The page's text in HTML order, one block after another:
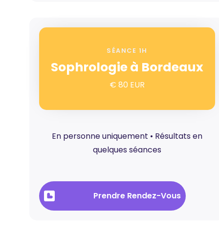
SÉANCE 1H
Sophrologie à Bordeaux
€ 80 EUR
En personne uniquement • Résultats en
quelques séances
Prendre Rendez-Vous